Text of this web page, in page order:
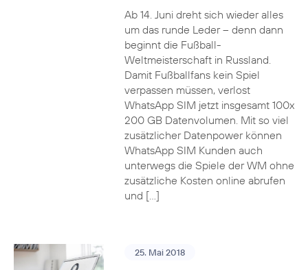
Ab 14. Juni dreht sich wieder alles
um das runde Leder – denn dann
beginnt die Fußball-
Weltmeisterschaft in Russland.
Damit Fußballfans kein Spiel
verpassen müssen, verlost
WhatsApp SIM jetzt insgesamt 100x
200 GB Datenvolumen. Mit so viel
zusätzlicher Datenpower können
WhatsApp SIM Kunden auch
unterwegs die Spiele der WM ohne
zusätzliche Kosten online abrufen
und […]
25. Mai 2018